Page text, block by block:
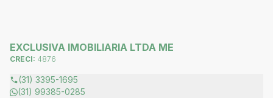
EXCLUSIVA IMOBILIARIA LTDA ME
CRECI: 4876
(31) 3395-1695
(31) 99385-0285